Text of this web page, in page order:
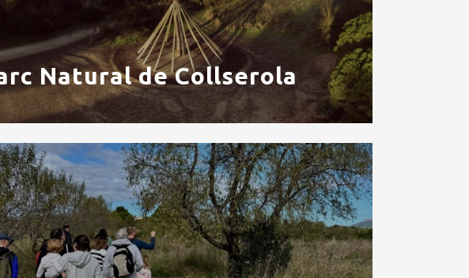
Natural de Collserola